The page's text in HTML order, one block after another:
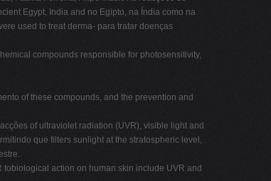
Egypt, India and no Egipto, na Índia como na
used to treat derma- para tratar doenças
compounds responsible for photosensitivity,
of these compounds, and the prevention and
of ultraviolet radiation (UVR), visible light and
que filters sunlight at the stratospheric level,
action on human skin include UVR and